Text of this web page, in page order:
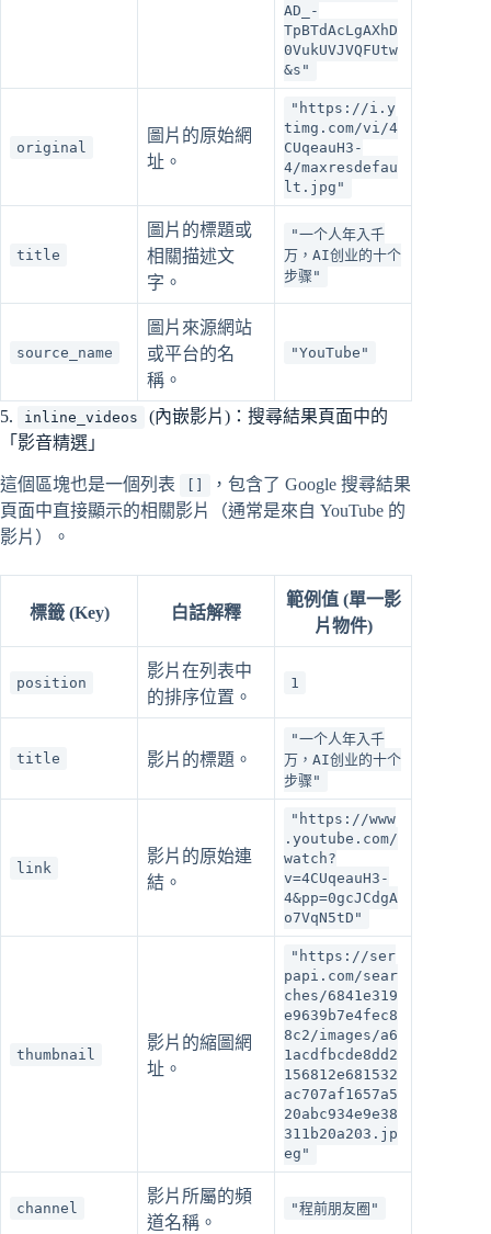
AD_-
TpBTdAcLgAXhD
0VukUVJVQFUtw
&s"
original
圖片的原始網
址。
"https://i.y
timg.com/vi/4
CUqeauH3-
4/maxresdefau
lt.jpg"
title
圖片的標題或
相關描述文
字。
"一个人年入千
万，AI创业的十个
步骤"
source_name
圖片來源網站
或平台的名
稱。
"YouTube"
5. inline_videos
(內嵌影片)：搜尋結果頁面中的
「影音精選」
這個區塊也是一個列表
，包含了 Google 搜尋結果
頁面中直接顯示的相關影片（通常是來自 YouTube 的
影片）。
標籤 (Key) 白話解釋
範例值 (單一影
片物件)
position
影片在列表中
的排序位置。
1
title 影片的標題。
"一个人年入千
万，AI创业的十个
步骤"
link
影片的原始連
結。
"https://www
.youtube.com/
watch?
v=4CUqeauH3-
4&pp=0gcJCdgA
o7VqN5tD"
thumbnail
影片的縮圖網
址。
"https://ser
papi.com/sear
ches/6841e319
e9639b7e4fec8
8c2/images/a6
1acdfbcde8dd2
156812e681532
ac707af1657a5
20abc934e9e38
311b20a203.jp
eg"
channel
影片所屬的頻
道名稱。
"程前朋友圈"